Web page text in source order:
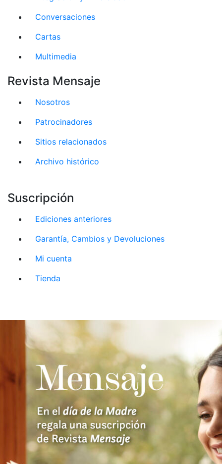
Conversaciones
Cartas
Multimedia
Revista Mensaje
Nosotros
Patrocinadores
Sitios relacionados
Archivo histórico
Suscripción
Ediciones anteriores
Garantía, Cambios y Devoluciones
Mi cuenta
Tienda